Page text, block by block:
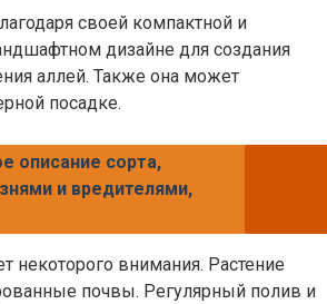
своей компактной и
дизайне для создания
аллей. Также она может
посадке.
описание сорта,
и вредителями,
некоторого внимания. Растение
почвы. Регулярный полив и